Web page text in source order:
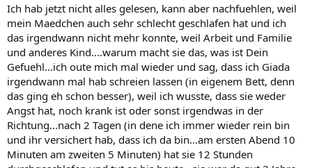
Ich hab jetzt nicht alles gelesen, kann aber nachfuehlen, weil
mein Maedchen auch sehr schlecht geschlafen hat und ich
das irgendwann nicht mehr konnte, weil Arbeit und Familie
und anderes Kind....warum macht sie das, was ist Dein
Gefuehl...ich oute mich mal wieder und sag, dass ich Giada
irgendwann mal hab schreien lassen (in eigenem Bett, denn
das ging eh schon besser), weil ich wusste, dass sie weder
Angst hat, noch krank ist oder sonst irgendwas in der
Richtung...nach 2 Tagen (in dene ich immer wieder rein bin
und ihr versichert hab, dass ich da bin...am ersten Abend 10
Minuten am zweiten 5 Minuten) hat sie 12 Stunden